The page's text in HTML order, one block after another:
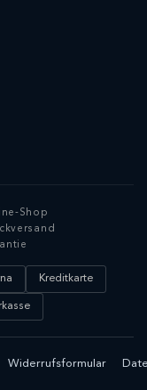
Shop
Kreditkarte
Widerrufsformular